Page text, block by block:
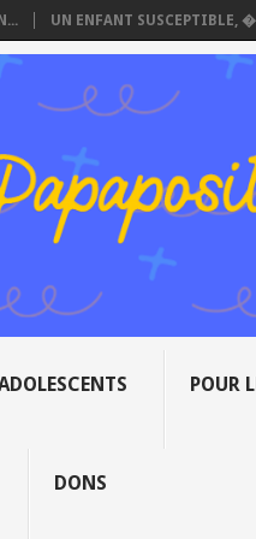
UN ENFANT SUSCEPTIBLE,
POUR
DONS